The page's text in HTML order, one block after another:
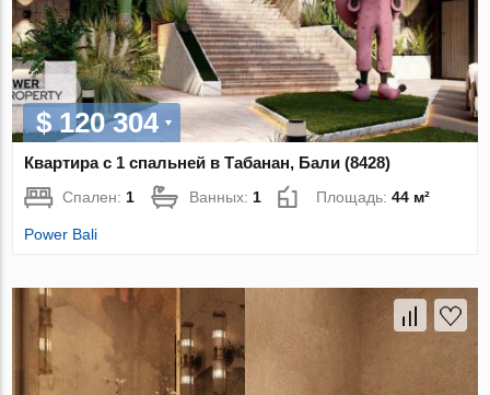
$ 120 304
Квартира с 1 спальней в Табанан, Бали (8428)
Спален: 1 Ванных: 1 Площадь:44 м²
Power Bali